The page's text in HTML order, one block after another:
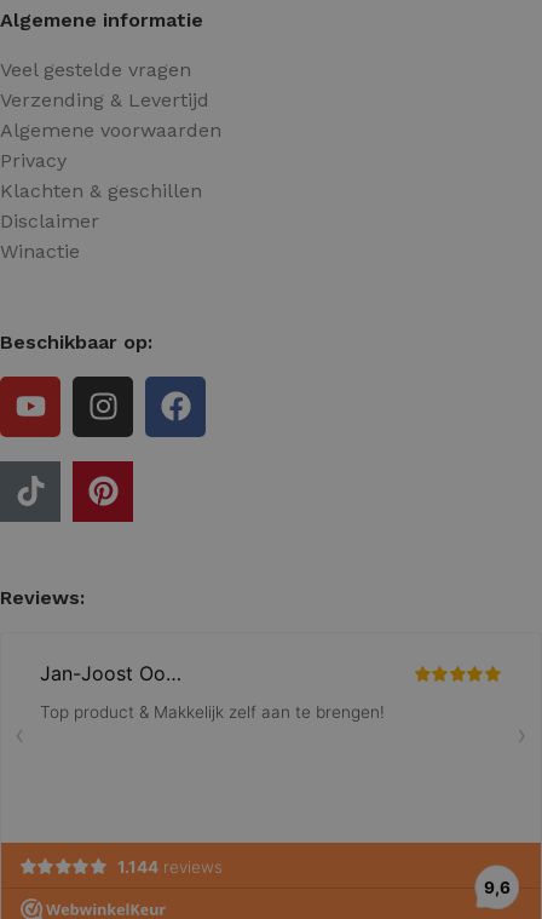
Algemene informatie
Veel gestelde vragen
Verzending & Levertijd
Algemene voorwaarden
Privacy
Klachten & geschillen
Disclaimer
Winactie
Beschikbaar op:
Reviews: